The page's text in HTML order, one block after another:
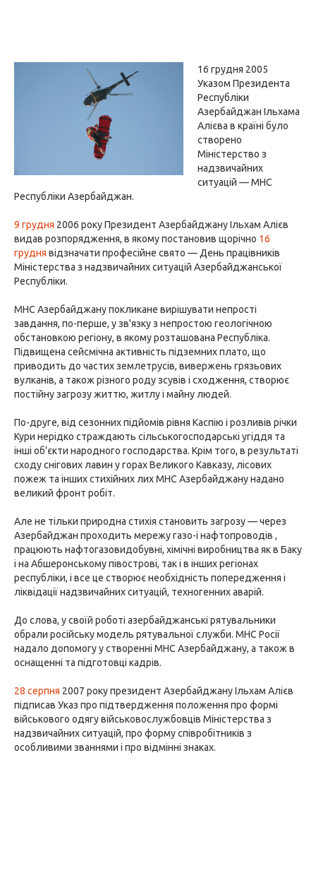
16 грудня 2005
Указом Президента
Республіки
Азербайджан Ільхама
Алієва в країні було
створено
Міністерство з
надзвичайних
ситуацій — МНС
Республіки Азербайджан.
9 грудня 2006 року Президент Азербайджану Ільхам Алієв
видав розпорядження, в якому постановив щорічно 16
грудня відзначати професійне свято — День працівників
Міністерства з надзвичайних ситуацій Азербайджанської
Республіки.
МНС Азербайджану покликане вирішувати непрості
завдання, по-перше, у зв'язку з непростою геологічною
обстановкою регіону, в якому розташована Республіка.
Підвищена сейсмічна активність підземних плато, що
приводить до частих землетрусів, вивержень грязьових
вулканів, а також різного роду зсувів і сходження, створює
постійну загрозу життю, житлу і майну людей.
По-друге, від сезонних підйомів рівня Каспію і розливів річки
Кури нерідко страждають сільськогосподарські угіддя та
інші об'єкти народного господарства. Крім того, в результаті
сходу снігових лавин у горах Великого Кавказу, лісових
пожеж та інших стихійних лих МНС Азербайджану надано
великий фронт робіт.
Але не тільки природна стихія становить загрозу — через
Азербайджан проходить мережу газо-і нафтопроводів ,
працюють нафтогазовидобувні, хімічні виробництва як в Баку
і на Абшеронському півострові, так і в інших регіонах
республіки, і все це створює необхідність попередження і
ліквідації надзвичайних ситуацій, техногенних аварій.
До слова, у своїй роботі азербайджанські рятувальники
обрали російську модель рятувальної служби. МНС Росії
надало допомогу у створенні МНС Азербайджану, а також в
оснащенні та підготовці кадрів.
28 серпня 2007 року президент Азербайджану Ільхам Алієв
підписав Указ про підтвердження положення про формі
військового одягу військовослужбовців Міністерства з
надзвичайних ситуацій, про форму співробітників з
особливими званнями і про відмінні знаках.